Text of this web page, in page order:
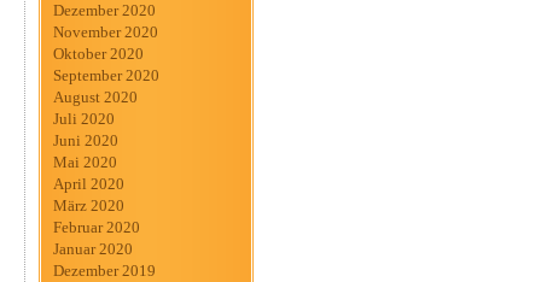
Dezember 2020
November 2020
Oktober 2020
September 2020
August 2020
Juli 2020
Juni 2020
Mai 2020
April 2020
März 2020
Februar 2020
Januar 2020
Dezember 2019